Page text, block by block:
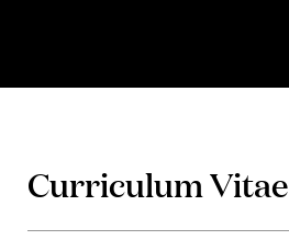
Curriculum Vitae